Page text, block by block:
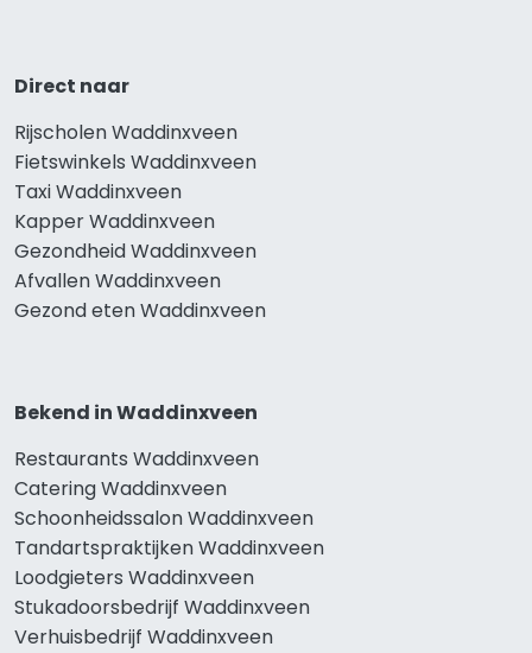
Direct naar
Rijscholen Waddinxveen
Fietswinkels Waddinxveen
Taxi Waddinxveen
Kapper Waddinxveen
Gezondheid Waddinxveen
Afvallen Waddinxveen
Gezond eten Waddinxveen
Bekend in Waddinxveen
Restaurants Waddinxveen
Catering Waddinxveen
Schoonheidssalon Waddinxveen
Tandartspraktijken Waddinxveen
Loodgieters Waddinxveen
Stukadoorsbedrijf Waddinxveen
Verhuisbedrijf Waddinxveen